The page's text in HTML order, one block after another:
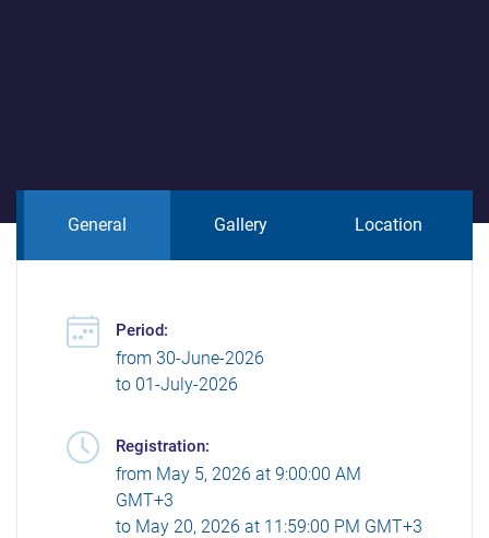
General Gallery Location
Period:
from 30-June-2026
to 01-July-2026
Registration:
from May 5, 2026 at 9:00:00 AM
GMT+3
to May 20, 2026 at 11:59:00 PM GMT+3